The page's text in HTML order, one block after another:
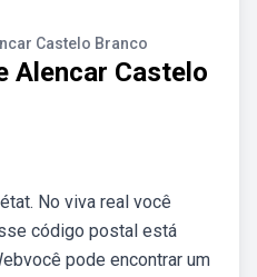
Castelo Branco
Alencar Castelo
No viva real você
código postal está
pode encontrar um